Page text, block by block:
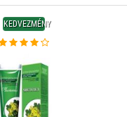
KEDVEZMÉNY